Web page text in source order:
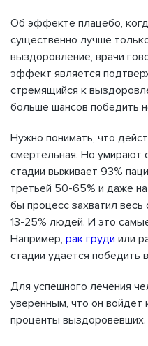
Об эффекте плацебо,
существенно лучше
выздоровление, врачи
эффект является
стремящийся к
больше шансов победить
Нужно понимать, что
смертельная. Но умирают
стадии выживает 93%
третьей 50-65% и даже на
бы процесс захватил
13-25% людей. И это
Например, рак груди или
стадии удается победить
Для успешного лечения
уверенным, что он войдет
проценты выздоровевших.